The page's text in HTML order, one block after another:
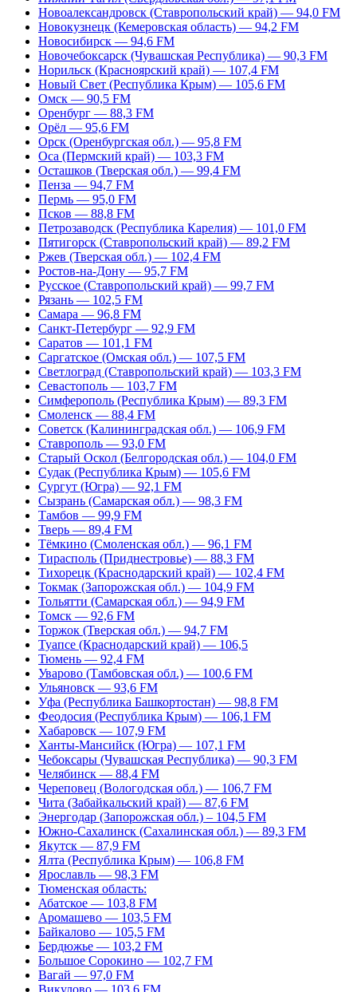
Новоалександровск (Ставропольский край) — 94,0 FM
Новокузнецк (Кемеровская область) — 94,2 FM
Новосибирск — 94,6 FM
Новочебоксарск (Чувашская Республика) — 90,3 FM
Норильск (Красноярский край) — 107,4 FM
Новый Свет (Республика Крым) — 105,6 FM
Омск — 90,5 FM
Оренбург — 88,3 FM
Орёл — 95,6 FM
Орск (Оренбургская обл.) — 95,8 FM
Оса (Пермский край) — 103,3 FM
Осташков (Тверская обл.) — 99,4 FM
Пенза — 94,7 FM
Пермь — 95,0 FM
Псков — 88,8 FM
Петрозаводск (Республика Карелия) — 101,0 FM
Пятигорск (Ставропольский край) — 89,2 FM
Ржев (Тверская обл.) — 102,4 FM
Ростов-на-Дону — 95,7 FM
Русское (Ставропольский край) — 99,7 FM
Рязань — 102,5 FM
Самара — 96,8 FM
Санкт-Петербург — 92,9 FM
Саратов — 101,1 FM
Саргатское (Омская обл.) — 107,5 FM
Светлоград (Ставропольский край) — 103,3 FM
Севастополь — 103,7 FM
Симферополь (Республика Крым) — 89,3 FM
Смоленск — 88,4 FM
Советск (Калининградская обл.) — 106,9 FM
Ставрополь — 93,0 FM
Старый Оскол (Белгородская обл.) — 104,0 FM
Судак (Республика Крым) — 105,6 FM
Сургут (Югра) — 92,1 FM
Сызрань (Самарская обл.) — 98,3 FM
Тамбов — 99,9 FM
Тверь — 89,4 FM
Тёмкино (Смоленская обл.) — 96,1 FM
Тирасполь (Приднестровье) — 88,3 FM
Тихорецк (Краснодарский край) — 102,4 FM
Токмак (Запорожская обл.) — 104,9 FM
Тольятти (Самарская обл.) — 94,9 FM
Томск — 92,6 FM
Торжок (Тверская обл.) — 94,7 FM
Туапсе (Краснодарский край) — 106,5
Тюмень — 92,4 FM
Уварово (Тамбовская обл.) — 100,6 FM
Ульяновск — 93,6 FM
Уфа (Республика Башкортостан) — 98,8 FM
Феодосия (Республика Крым) — 106,1 FM
Хабаровск — 107,9 FM
Ханты-Мансийск (Югра) — 107,1 FM
Чебоксары (Чувашская Республика) — 90,3 FM
Челябинск — 88,4 FM
Череповец (Вологодская обл.) — 106,7 FM
Чита (Забайкальский край) — 87,6 FM
Энергодар (Запорожская обл.) – 104,5 FM
Южно-Сахалинск (Сахалинская обл.) — 89,3 FM
Якутск — 87,9 FM
Ялта (Республика Крым) — 106,8 FM
Ярославль — 98,3 FM
Тюменская область:
Абатское — 103,8 FM
Аромашево — 103,5 FM
Байкалово — 105,5 FM
Бердюжье — 103,2 FM
Большое Сорокино — 102,7 FM
Вагай — 97,0 FM
Викулово — 103,6 FM